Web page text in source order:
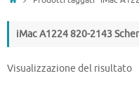
iMac A1224 820-2143
Visualizzazione del risultato